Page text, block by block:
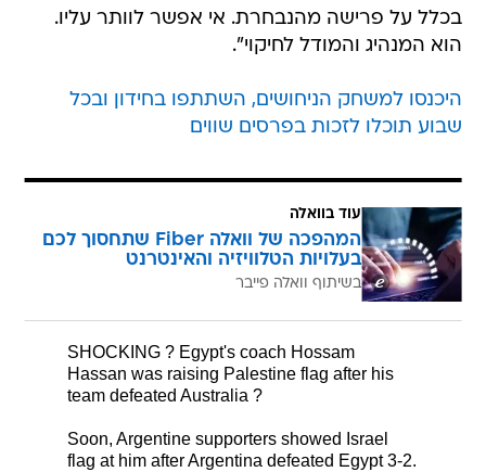
בכלל על פרישה מהנבחרת. אי אפשר לוותר עליו.
הוא המנהיג והמודל לחיקוי".
היכנסו למשחק הניחושים, השתתפו בחידון ובכל
שבוע תוכלו לזכות בפרסים שווים
עוד בוואלה
המהפכה של וואלה Fiber שתחסוך לכם
בעלויות הטלוויזיה והאינטרנט
בשיתוף וואלה פייבר
SHOCKING ? Egypt's coach Hossam
Hassan was raising Palestine flag after his
team defeated Australia ?
Soon, Argentine supporters showed Israel
flag at him after Argentina defeated Egypt 3-2.